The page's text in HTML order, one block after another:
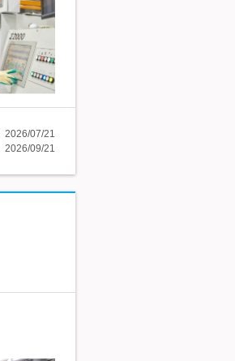
2026/07/21
2026/09/21